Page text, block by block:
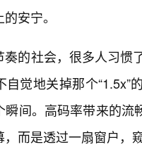
安宁。
的社会，很多人习惯
自觉地关掉那个
瞬间。高码率带来的
，而是透过一扇窗户，